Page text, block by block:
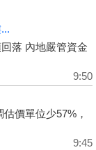
落 內地嚴管資金
9:50
估價單位少57%，
9:45